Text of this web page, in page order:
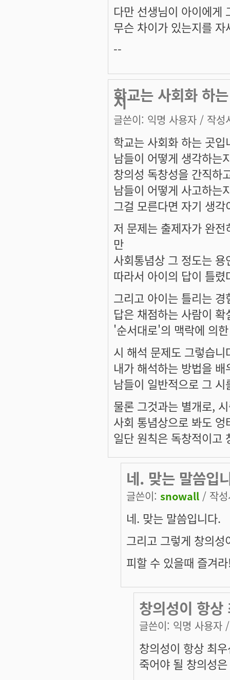
다만 선생님이 아이에게
무슨 차이가 있는지를
--
학교는 사회화 하
지
글쓴이: 익명 사용자 / 작성
학교는 사회화 하는 곳입
남들이 어떻게 생각하는
창의성 독창성을 간직하
남들이 어떻게 사고하는
그걸 모른다면 자기 생
저 문제는 출제자가 완
만
사회통념상 그 정도는 용
따라서 아이의 답이 틀
그리고 아이는 틀리는 경
답은 채점하는 사람이
'순서대로'의 맥락에 의
시 해석 문제도 그렇습니
내가 해석하는 방법을
남들이 일반적으로 그
물론 그것과는 별개로,
사회 통념상으로 봐도
일단 원칙은 독창적이고
네. 맞는 말씀입
글쓴이: snowall / 작
네. 맞는 말씀입니다.
그리고 그렇게 창의성
피할 수 있을때 즐겨
창의성이 항
글쓴이: 익명 사용자
창의성이 항상 최
죽어야 될 창의성